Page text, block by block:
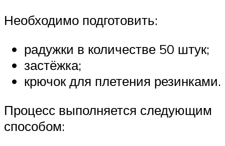
Необходимо подготовить:
радужки в количестве 50 штук;
застёжка;
крючок для плетения резинками.
Процесс выполняется следующим
способом: